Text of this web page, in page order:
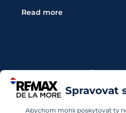
Spravovat
Abychom mohli poskytovat ty
Read more
Kontaktujte